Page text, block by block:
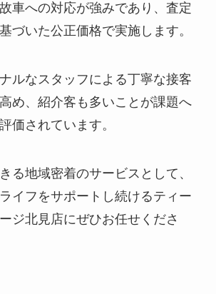
車への対応が強みであり、査定
づいた公正価格で実施します。
ルなスタッフによる丁寧な接客
め、紹介客も多いことが課題へ
価されています。
る地域密着のサービスとして、
イフをサポートし続けるティー
ジ北見店にぜひお任せくださ